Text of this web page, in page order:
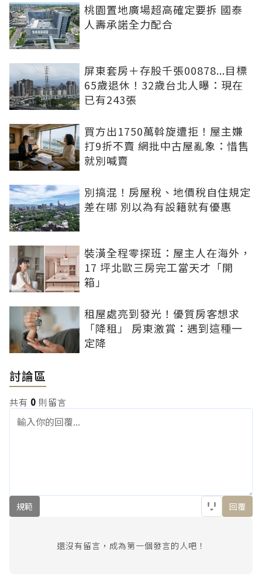
桃園置地廣場超高確定要拆 國泰
人壽承諾全力配合
屏東套房＋存股千張00878...目標
65歲退休！32歲台北人曝：現在
已有243張
買方出1750萬斡旋遭拒！屋主嫌
打9折不賣 網批中古屋亂象：惜售
就別喊賣
別搞混！房屋稅、地價稅自住規定
差在哪 別以為有設籍就有優惠
裝潢全程零探班：屋主人在海外，
17 坪北歐三房完工當天才「開
箱」
租屋處亮到發光！優質房客想求
「降租」 房東激賞：遇到這種一
定降
討論區
共有 0 則留言
規範 回覆
還沒有留言，成為第一個發言的人吧！